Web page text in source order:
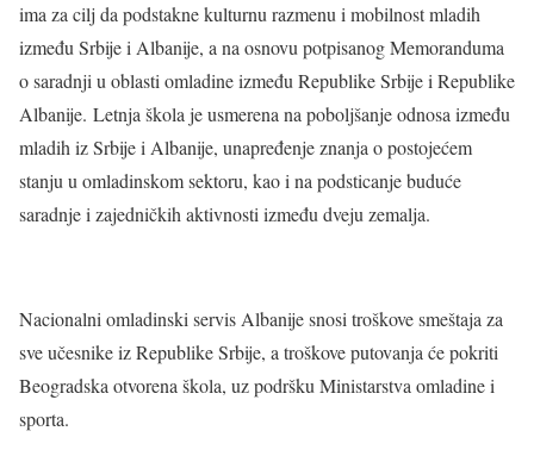
ima za cilj da podstakne kulturnu razmenu i mobilnost mladih
između Srbije i Albanije, a na osnovu potpisanog Memoranduma
o saradnji u oblasti omladine između Republike Srbije i Republike
Albanije. Letnja škola je usmerena na poboljšanje odnosa između
mladih iz Srbije i Albanije, unapređenje znanja o postojećem
stanju u omladinskom sektoru, kao i na podsticanje buduće
saradnje i zajedničkih aktivnosti između dveju zemalja.
Nacionalni omladinski servis Albanije snosi troškove smeštaja za
sve učesnike iz Republike Srbije, a troškove putovanja će pokriti
Beogradska otvorena škola, uz podršku Ministarstva omladine i
sporta.